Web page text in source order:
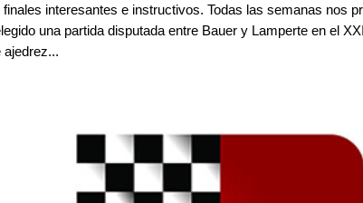
interesantes e instructivos. Todas las semanas nos
una partida disputada entre Bauer y Lamperte en el
ajedrez...